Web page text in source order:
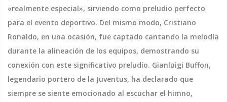
«realmente especial», sirviendo como preludio perfecto
para el evento deportivo. Del mismo modo, Cristiano
Ronaldo, en una ocasión, fue captado cantando la melodía
durante la alineación de los equipos, demostrando su
conexión con este significativo preludio. Gianluigi Buffon,
legendario portero de la Juventus, ha declarado que
siempre se siente emocionado al escuchar el himno,